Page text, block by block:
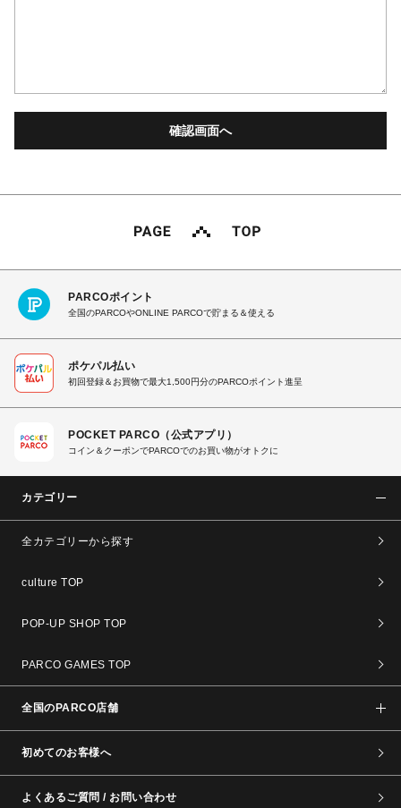
PARCOポイント
全国のPARCOやONLINE PARCOで貯まる＆使える
ポケパル払い
初回登録＆お買物で最大1,500円分のPARCOポイント進呈
POCKET PARCO（公式アプリ）
コイン＆クーポンでPARCOでのお買い物がオトクに
カテゴリー
全カテゴリーから探す
culture TOP
POP-UP SHOP TOP
PARCO GAMES TOP
全国のPARCO店舗
初めてのお客様へ
よくあるご質問 / お問い合わせ